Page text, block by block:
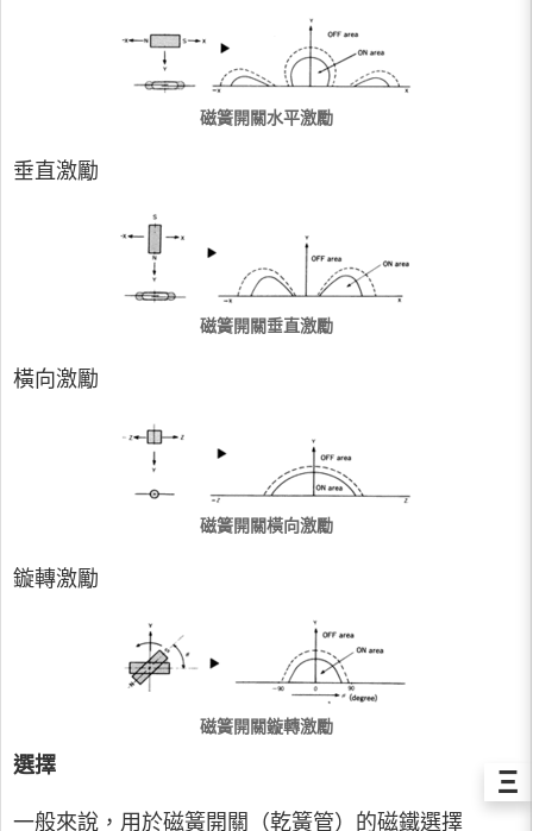
磁簧開關水平激勵
垂直激勵
磁簧開關垂直激勵
橫向激勵
磁簧開關橫向激勵
鏇轉激勵
磁簧開關鏇轉激勵
選擇
一般來說，用於磁簧開關（乾簧管）的磁鐵選擇
Ξ